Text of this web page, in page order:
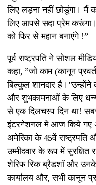
लिए लड़ना नहीं छोडूंगा। मैं
लिए आपसे सदा प्रेम करूंगा।
को फिर से महान बनाएंगे !”
पूर्व राष्ट्रपति ने सोशल
कहा, ”जो काम (कानून
बिल्कुल शानदार
और शुभकामनाओं के लिए
से एक दिलचस्प दिन था!
इंटरनेशनल में आज किये गए
अमेरिका के 45वें राष्ट्रपति
उम्मीदवार के रूप में
शेरिफ रिक ब्रैडशॉ और उनके
कार्यालय और, सभी कानून